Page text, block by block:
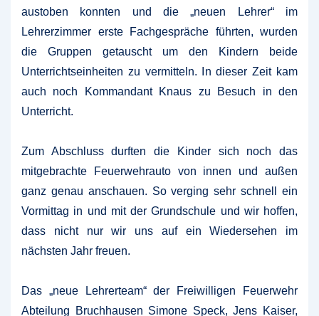
austoben konnten und die „neuen Lehrer“ im
Lehrerzimmer erste Fachgespräche führten, wurden
die Gruppen getauscht um den Kindern beide
Unterrichtseinheiten zu vermitteln. In dieser Zeit kam
auch noch Kommandant Knaus zu Besuch in den
Unterricht.
Zum Abschluss durften die Kinder sich noch das
mitgebrachte Feuerwehrauto von innen und außen
ganz genau anschauen. So verging sehr schnell ein
Vormittag in und mit der Grundschule und wir hoffen,
dass nicht nur wir uns auf ein Wiedersehen im
nächsten Jahr freuen.
Das „neue Lehrerteam“ der Freiwilligen Feuerwehr
Abteilung Bruchhausen Simone Speck, Jens Kaiser,